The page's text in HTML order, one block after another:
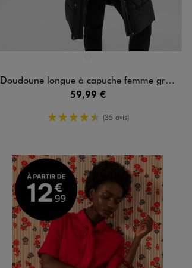
Doudoune longue à capuche femme grande taille
59,99 €
4.5/5 de moyenne
(35 avis)